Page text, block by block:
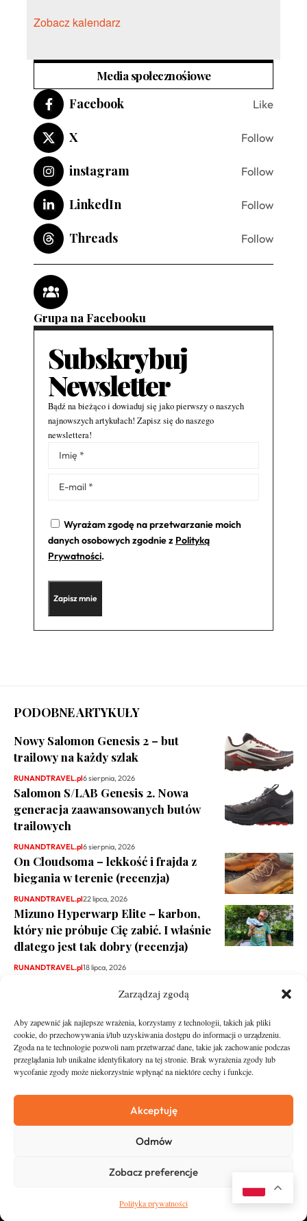
Zarządzaj zgodą
Aby zapewnić jak najlepsze wrażenia, korzystamy z technologii, takich jak pliki
cookie, do przechowywania i/lub uzyskiwania dostępu do informacji o urządzeniu.
Zgoda na te technologie pozwoli nam przetwarzać dane, takie jak zachowanie podczas
przeglądania lub unikalne identyfikatory na tej stronie. Brak wyrażenia zgody lub
wycofanie zgody może niekorzystnie wpłynąć na niektóre cechy i funkcje.
Akceptuję
Odmów
Zobacz preferencje
Polityka prywatności
Zobacz kalendarz
Media społecznośiowe
Facebook Like
X Follow
instagram Follow
LinkedIn Follow
Threads Follow
Grupa na Facebooku
Subskrybuj
Newsletter
Bądź na bieżąco i dowiaduj się jako pierwszy o naszych
najnowszych artykułach! Zapisz się do naszego
newslettera!
Wyrażam zgodę na przetwarzanie moich
danych osobowych zgodnie z Polityką
Prywatności.
Alternative:
PODOBNE ARTYKUŁY
Nowy Salomon Genesis 2 – but
trailowy na każdy szlak
RUNANDTRAVEL.pl6 sierpnia, 2026
Salomon S/LAB Genesis 2. Nowa
generacja zaawansowanych butów
trailowych
RUNANDTRAVEL.pl6 sierpnia, 2026
On Cloudsoma – lekkość i frajda z
biegania w terenie (recenzja)
RUNANDTRAVEL.pl22 lipca, 2026
Mizuno Hyperwarp Elite – karbon,
który nie próbuje Cię zabić. I właśnie
dlatego jest tak dobry (recenzja)
RUNANDTRAVEL.pl18 lipca, 2026
Asfalt
O nas
Zostań Patronem
Kontakt